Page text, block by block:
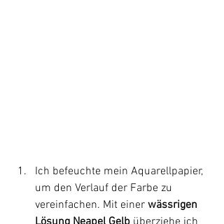
Ich befeuchte mein Aquarellpapier,
um den Verlauf der Farbe zu
vereinfachen. Mit einer wässrigen